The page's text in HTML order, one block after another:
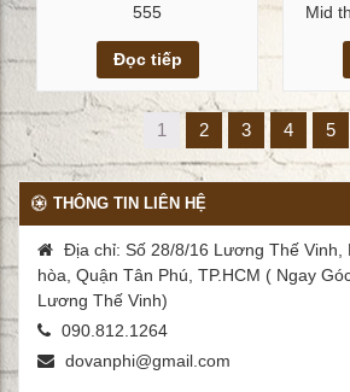
Xem chi tiết
555
Đọc tiếp
Mid
1 2 3 4 5
THÔNG TIN LIÊN HỆ
Địa chỉ: Số 28/8/16 Lương Thế
hòa, Quận Tân Phú, TP.HCM ( Ngay
Lương Thế Vinh)
090.812.1264
dovanphi@gmail.com